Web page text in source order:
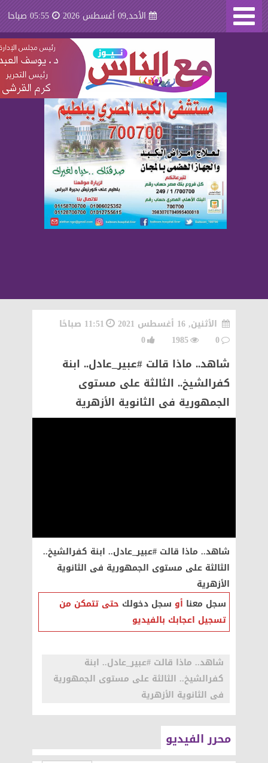
الأحد,09 أغسطس 2026 05:55 صباحا
الأثنين, 16 أغسطس 2021
11:51 صباحًا
0
1985
0
شاهد.. ماذا قالت #عبير_عادل.. ابنة
كفرالشيخ.. الثالثة على مستوى
الجمهورية فى الثانوية الأزهرية
شاهد.. ماذا قالت #عبير_عادل.. ابنة كفرالشيخ..
الثالثة على مستوى الجمهورية فى الثانوية
الأزهرية
سجل معنا أو سجل دخولك حتى تتمكن من
تسجيل اعجابك بالفيديو
شاهد.. ماذا قالت #عبير_عادل.. ابنة
كفرالشيخ.. الثالثة على مستوى الجمهورية
فى الثانوية الأزهرية
محرر الفيديو